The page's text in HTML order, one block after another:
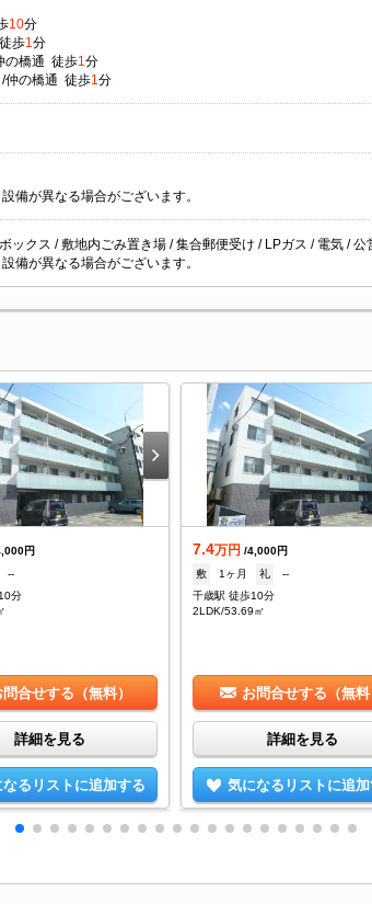
10分
歩1 分
の橋通 徒歩1 分
仲の橋通 徒歩1 分
備が異なる場合がございます。
ックス / 敷地内ごみ置き場 / 集合郵便受け / LPガス / 電気 / 公
備が異なる場合がございます。
円
--
分
問合せする（無料）
詳細を見る
なるリストに追加する
7.4万円 /4,000円
敷
1ヶ月 礼
--
千歳駅 徒歩10分
2LDK/53.69㎡
お問合せする（無料
詳細を見る
気になるリストに追加